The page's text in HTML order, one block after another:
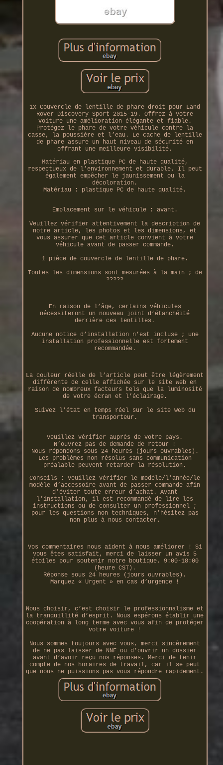
1x Couvercle de lentille de phare droit pour Land
Rover Discovery Sport 2015-19. Offrez à votre
voiture une amélioration élégante et fiable.
Protégez le phare de votre véhicule contre la
casse, la poussière et l’eau. Le cache de lentille
de phare assure un haut niveau de sécurité en
offrant une meilleure visibilité.
Matériau en plastique PC de haute qualité,
respectueux de l’environnement et durable. Il peut
également empêcher le jaunissement ou la
décoloration.
Matériau : plastique PC de haute qualité.
Emplacement sur le véhicule : avant.
Veuillez vérifier attentivement la description de
notre article, les photos et les dimensions, et
vous assurer que cet article convient à votre
véhicule avant de passer commande.
1 pièce de couvercle de lentille de phare.
Toutes les dimensions sont mesurées à la main ; de
?????
En raison de l’âge, certains véhicules
nécessiteront un nouveau joint d’étanchéité
derrière ces lentilles.
Aucune notice d’installation n’est incluse ; une
installation professionnelle est fortement
recommandée.
La couleur réelle de l’article peut être légèrement
différente de celle affichée sur le site web en
raison de nombreux facteurs tels que la luminosité
de votre écran et l’éclairage.
Suivez l’état en temps réel sur le site web du
transporteur.
Veuillez vérifier auprès de votre pays.
N’ouvrez pas de demande de retour !
Nous répondons sous 24 heures (jours ouvrables).
Les problèmes non résolus sans communication
préalable peuvent retarder la résolution.
Conseils : veuillez vérifier le modèle/l’année/le
modèle d’accessoire avant de passer commande afin
d’éviter toute erreur d’achat. Avant
l’installation, il est recommandé de lire les
instructions ou de consulter un professionnel ;
pour les questions non techniques, n’hésitez pas
non plus à nous contacter.
Vos commentaires nous aident à nous améliorer ! Si
vous êtes satisfait, merci de laisser un avis 5
étoiles pour soutenir notre boutique. 9:00-18:00
(heure CST).
Réponse sous 24 heures (jours ouvrables).
Marquez « Urgent » en cas d’urgence !
Nous choisir, c’est choisir le professionnalisme et
la tranquillité d’esprit. Nous espérons établir une
coopération à long terme avec vous afin de protéger
votre voiture !
Nous sommes toujours avec vous, merci sincèrement
de ne pas laisser de NNF ou d’ouvrir un dossier
avant d’avoir reçu nos réponses. Merci de tenir
compte de nos horaires de travail, car il se peut
que nous ne puissions pas vous répondre rapidement.